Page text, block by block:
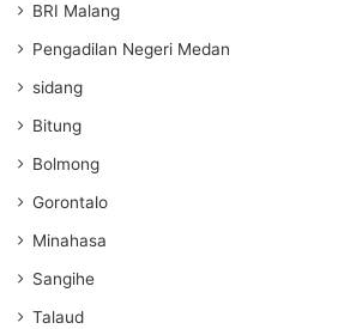
BRI Malang
Pengadilan Negeri Medan
sidang
Bitung
Bolmong
Gorontalo
Minahasa
Sangihe
Talaud